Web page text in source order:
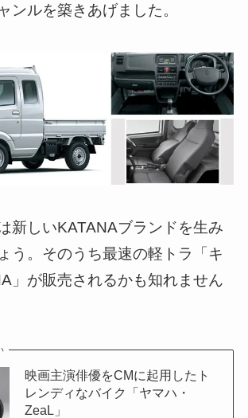
ンルを築きあげました。
新しいKATANAブランドを生み
う。そのうち最速の軽トラ「キ
」が販売されるかも知れません
映画主演俳優をCMに起用したト
レンディなバイク「ヤマハ・
ZeaL」